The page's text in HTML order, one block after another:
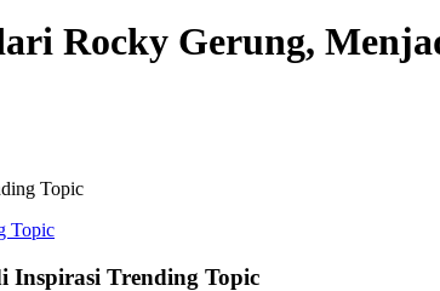
Rocky Gerung,
Topic
Inspirasi Trending Topic